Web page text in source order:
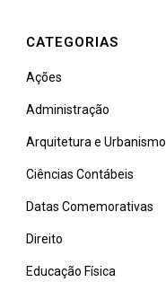
CATEGORIAS
Ações
Administração
Arquitetura e Urbanismo
Ciências Contábeis
Datas Comemorativas
Direito
Educação Física